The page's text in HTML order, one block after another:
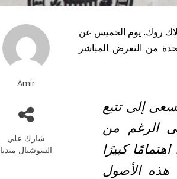
Amir
شارك علي
السوشيال ميديا
شركة شركة بلاك روك. يوم الخميس عن
من التعرض المباشر
إلى تتبع
الرغم من
كبيرًا
هذه الأصول